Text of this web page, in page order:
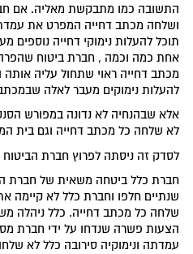
התשובה כמו מתבקשת מאליה. אם
ושלחה מכתב דחייה המפרט את
תוכל להעלות נימוקי דחייה
אחת כמה וכמה , חברת ביטוח
מכתב דחייה ראוי שתחול עליה אותה
להעלות נימוקים מעבר לאלה
אלא שבהנחיה לא נדונה במפורש
לא שלחה כל מכתב דחייה וגם בית
לסדק זה ניסתה לפרוץ חברת הביטוח
חברת כלל ביטחה משאית של חברת
שנתיים חלפו וחברת כלל לא קיימה
שלחה כל מכתב דחייה. כלל ניהלה
הצעות פשרה שנדחו על ידי חברת
עמדתה ונימוקיה סירובה כלל לא